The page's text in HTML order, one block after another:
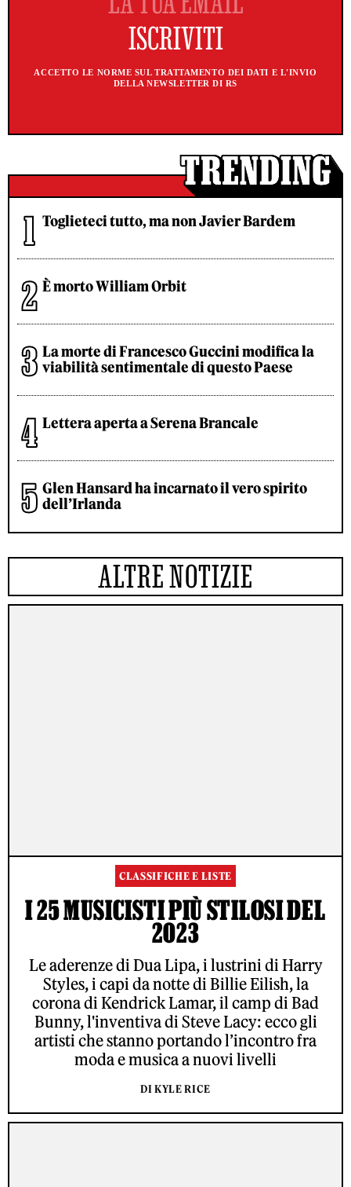
ACCETTO LE NORME SUL TRATTAMENTO DEI DATI E L'INVIO
DELLA NEWSLETTER DI RS
Toglieteci tutto, ma non Javier Bardem
È morto William Orbit
La morte di Francesco Guccini modifica la
viabilità sentimentale di questo Paese
Lettera aperta a Serena Brancale
Glen Hansard ha incarnato il vero spirito
dell’Irlanda
ALTRE NOTIZIE
CLASSIFICHE E LISTE
I 25 MUSICISTI PIÙ STILOSI DEL
2023
Le aderenze di Dua Lipa, i lustrini di Harry
Styles, i capi da notte di Billie Eilish, la
corona di Kendrick Lamar, il camp di Bad
Bunny, l'inventiva di Steve Lacy: ecco gli
artisti che stanno portando l’incontro fra
moda e musica a nuovi livelli
DI KYLE RICE